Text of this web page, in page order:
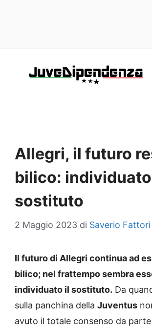
Allegri, il futuro
bilico:
sostituto
2 Maggio 2023 di Saverio Fattori
Il futuro di Allegri continua ad
bilico; nel frattempo sembra
individuato il sostituto. Da
sulla panchina della Juventus
avuto il totale consenso da parte